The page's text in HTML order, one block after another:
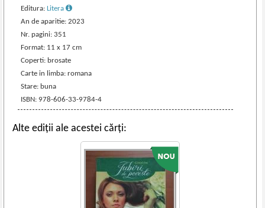
Editura:Litera
An de aparitie: 2023
Nr. pagini: 351
Format: 11 x 17 cm
Coperti: brosate
Carte in limba: romana
Stare: buna
ISBN: 978-606-33-9784-4
Alte ediții ale acestei cărți: